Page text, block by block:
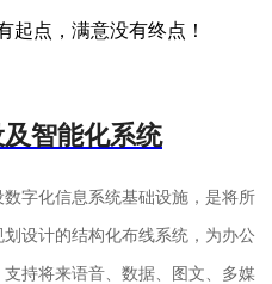
起点，满意没有终点！
智能化系统
字化信息系统基础设施，是将所
设计的结构化布线系统，为办公
持将来语音、数据、图文、多媒